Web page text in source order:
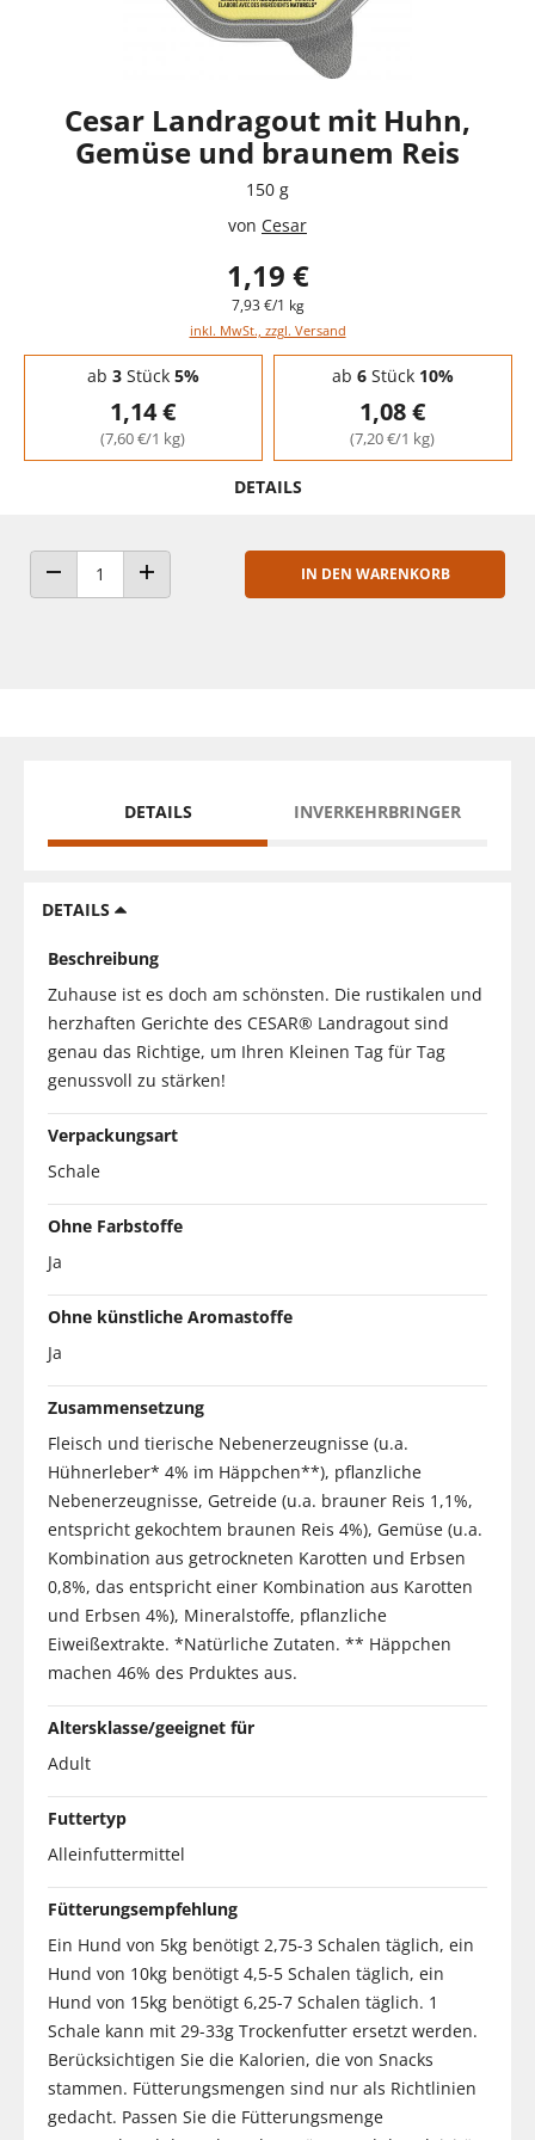
Cesar Landragout mit Huhn,
Gemüse und braunem Reis
150 g
von Cesar
1,19 €
7,93 €/1 kg
inkl. MwSt., zzgl. Versand
Staffelpreise - Mengenrabatt
ab 3Stück 5%
1,14 €
(7,60 €/1 kg)
ab 6Stück 10%
1,08 €
(7,20 €/1 kg)
DETAILS
ANZAHL VERRINGERNANZAHL ERHÖHEN
IN DEN WARENKORB
DETAILS INVERKEHRBRINGER
DETAILS
Beschreibung
Zuhause ist es doch am schönsten. Die rustikalen und
herzhaften Gerichte des CESAR® Landragout sind
genau das Richtige, um Ihren Kleinen Tag für Tag
genussvoll zu stärken!
Verpackungsart
Schale
Ohne Farbstoffe
Ja
Ohne künstliche Aromastoffe
Ja
Zusammensetzung
Fleisch und tierische Nebenerzeugnisse (u.a.
Hühnerleber* 4% im Häppchen**), pflanzliche
Nebenerzeugnisse, Getreide (u.a. brauner Reis 1,1%,
entspricht gekochtem braunen Reis 4%), Gemüse (u.a.
Kombination aus getrockneten Karotten und Erbsen
0,8%, das entspricht einer Kombination aus Karotten
und Erbsen 4%), Mineralstoffe, pflanzliche
Eiweißextrakte. *Natürliche Zutaten. ** Häppchen
machen 46% des Prduktes aus.
Altersklasse/geeignet für
Adult
Futtertyp
Alleinfuttermittel
Fütterungsempfehlung
Ein Hund von 5kg benötigt 2,75-3 Schalen täglich, ein
Hund von 10kg benötigt 4,5-5 Schalen täglich, ein
Hund von 15kg benötigt 6,25-7 Schalen täglich. 1
Schale kann mit 29-33g Trockenfutter ersetzt werden.
Berücksichtigen Sie die Kalorien, die von Snacks
stammen. Fütterungsmengen sind nur als Richtlinien
gedacht. Passen Sie die Fütterungsmenge